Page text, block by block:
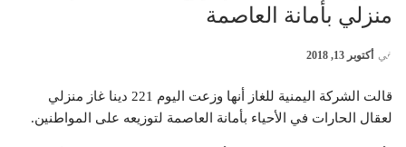
منزلي بأمانة العاصمة
في أكتوبر 13, 2018
قالت الشركة اليمنية للغاز أنها وزعت اليوم 221 دينا غاز منزلي
لعقال الحارات في الأحياء بأمانة العاصمة لتوزيعه على المواطنين.